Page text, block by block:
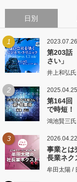
日別
1 2023.07.26
第203話
さい」
井上和弘
2 2025.04.25
第164回
で時短！
鴻池賢三
3 2026.04.22
事業とは
長業ネク
牟田太陽 /